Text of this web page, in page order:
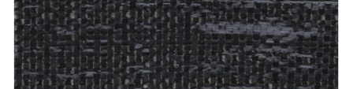
Masini electrice de tuns oi
Motoburghiu
Fierăstrău de mână
Topoare